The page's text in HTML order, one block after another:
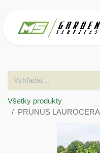
Všetky produkty
PRUNUS